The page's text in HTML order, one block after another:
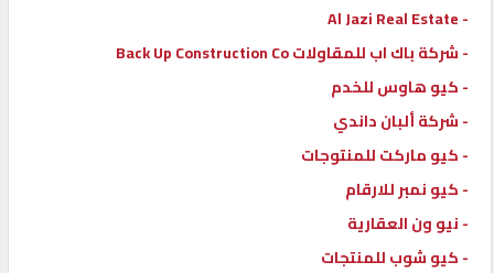
- Al Jazi Real Estate
- شركة باك اب للمقاولات Back Up Construction Co
- كيو هاوس للخدم
- شركة ألبان داندي
- كيو ماركت للمنتوجات
- كيو نمبر للارقام
- نيو ون العقارية
- كيو شوب للمنتجات